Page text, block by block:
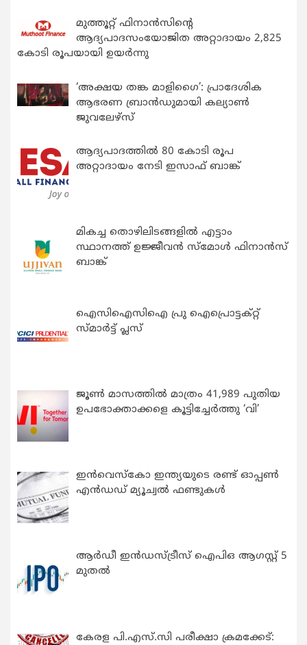
മുത്തൂറ്റ് ഫിനാൻസിന്റെ
ആദ്യപാദസംയോജിത അറ്റാദായം 2,825
കോടി രൂപയായി ഉയർന്നു
‘അക്ഷയ തങ്ക മാളിഗൈ’: പ്രാദേശിക
ആഭരണ ബ്രാന്‍ഡുമായി കല്യാണ്‍
ജുവലേഴ്‌സ്
ആദ്യപാദത്തിൽ 80 കോടി രൂപ
അറ്റാദായം നേടി ഇസാഫ് ബാങ്ക്
മികച്ച തൊഴിലിടങ്ങളിൽ എട്ടാം
സ്ഥാനത്ത് ഉജ്ജീവൻ സ്മോൾ ഫിനാൻസ്
ബാങ്ക്
ഐസിഐസിഐ പ്രു ഐപ്രൊട്ടക്റ്റ്
സ്മാർട്ട് പ്ലസ്
ജൂൺ മാസത്തിൽ മാത്രം 41,989 പുതിയ
ഉപഭോക്താക്കളെ കൂട്ടിച്ചേർത്തു ‘വി’
ഇന്‍വെസ്കോ ഇന്ത്യയുടെ രണ്ട് ഓപ്പണ്‍
എന്‍ഡഡ് മ്യൂച്വല്‍ ഫണ്ടുകള്‍
ആർഡീ ഇൻഡസ്ട്രീസ് ഐപിഒ ആഗസ്റ്റ് 5
മുതൽ
കേരള പി.എസ്.സി പരീക്ഷാ ക്രമക്കേട്: